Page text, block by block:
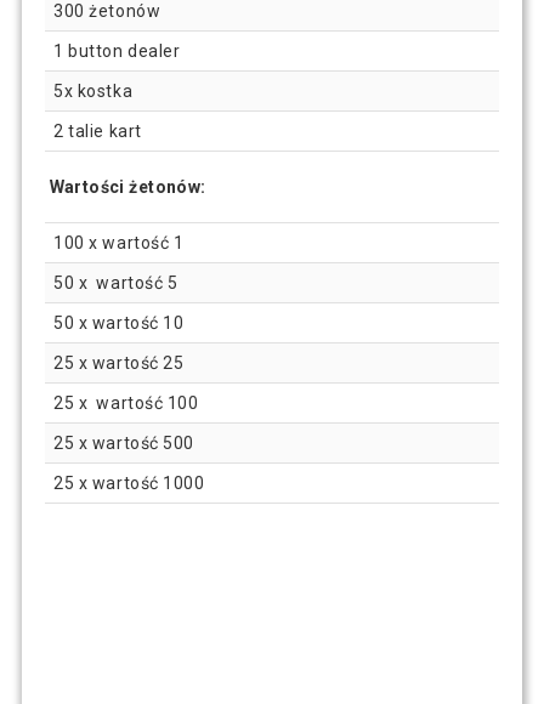
300 żetonów
1 button dealer
5x kostka
2 talie kart
Wartości żetonów:
100 x wartość 1
50 x wartość 5
50 x wartość 10
25 x wartość 25
25 x wartość 100
25 x wartość 500
25 x wartość 1000